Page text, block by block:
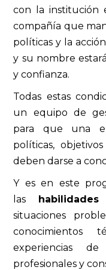
con la institución
compañía que
políticas y la
y su nombre
y confianza.
Todas estas
un equipo de
para que una
políticas,
deben darse a
Y es en este
las
situaciones
conocimientos
experiencias
profesionales y